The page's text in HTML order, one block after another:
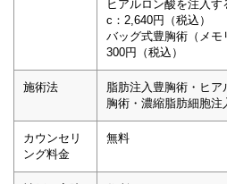
ヒアルロン酸を注入
c：2,640円（税込）
バッグ式豊胸術（メモ
300円（税込）
施術法
脂肪注入豊胸術・ヒ
胸術・濃縮脂肪細胞注
カウンセリ
ング料金
無料